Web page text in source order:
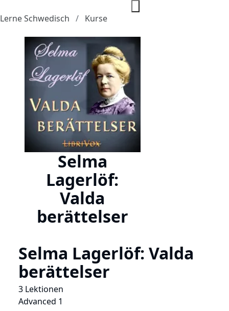
Lerne Schwedisch Kurse
Selma
Lagerlöf:
Valda
berättelser
Selma Lagerlöf: Valda
berättelser
3 Lektionen
Advanced 1